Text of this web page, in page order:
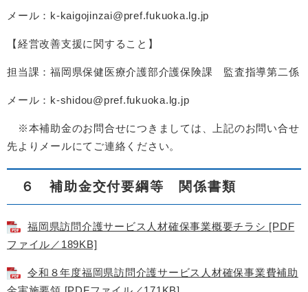
メール：k-kaigojinzai@pref.fukuoka.lg.jp
【経営改善支援に関すること】
担当課：福岡県保健医療介護部介護保険課 監査指導第二係
メール：k-shidou@pref.fukuoka.lg.jp
※本補助金のお問合せにつきましては、上記のお問い合せ
先よりメールにてご連絡ください。
６ 補助金交付要綱等 関係書類
福岡県訪問介護サービス人材確保事業概要チラシ [PDF
ファイル／189KB]
令和８年度福岡県訪問介護サービス人材確保事業費補助